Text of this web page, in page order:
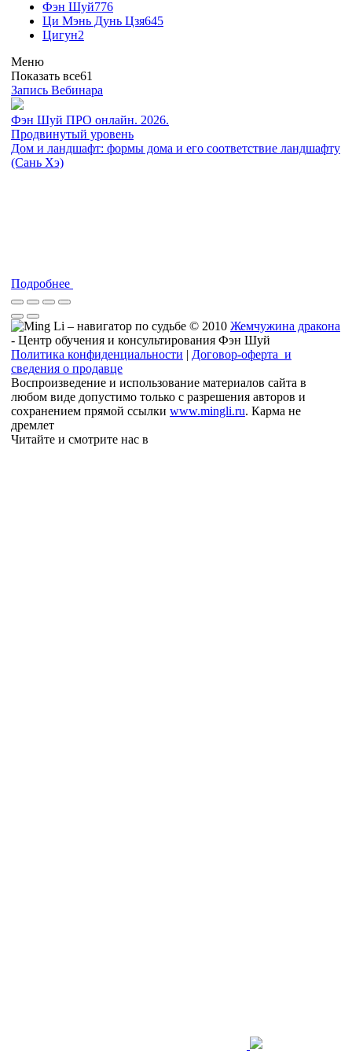
Фэн Шуй776
Ци Мэнь Дунь Цзя645
Цигун2
Меню
Показать все61
Запись Вебинара
Фэн Шуй ПРО онлайн. 2026.
Продвинутый уровень
Дом и ландшафт: формы дома и его соответствие ландшафту
(Сань Хэ)
Подробнее
© 2010 Жемчужина дракона
- Центр обучения и консультирования Фэн Шуй
Политика конфиденциальности | Договор-оферта и
сведения о продавце
Воспроизведение и использование материалов сайта в
любом виде допустимо только с разрешения авторов и
сохранением прямой ссылки www.mingli.ru. Карма не
дремлет
Читайте и смотрите нас в